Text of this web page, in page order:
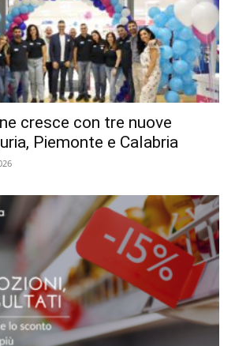
cresce con tre nuove
Piemonte e Calabria